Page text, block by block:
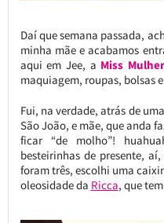
Daí que semana passada,
minha mãe e acabamos
aqui em Jee, a Miss Mulher
maquiagem, roupas, bolsas
Fui, na verdade, atrás de
São João, e mãe, que anda
ficar “de molho”!
besteirinhas de presente,
foram três, escolhi uma
oleosidade da Ricca, que